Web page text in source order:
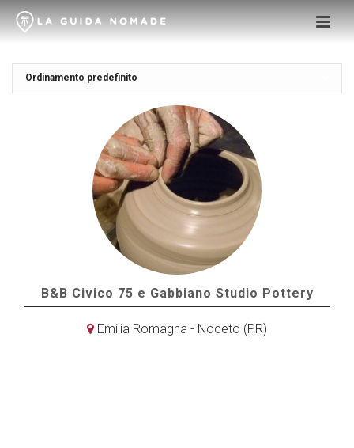
B&B Civico 75 e Gabbiano Studio Pottery
Emilia Romagna - Noceto (PR)